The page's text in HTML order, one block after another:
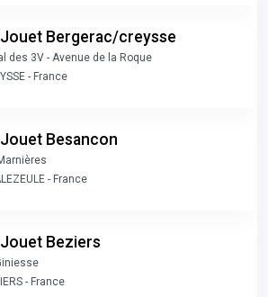
Jouet Bergerac/creysse
des 3V - Avenue de la Roque
- France
Jouet Besancon
- France
Jouet Beziers
- France